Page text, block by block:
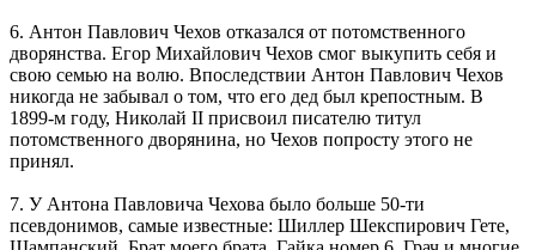
6. Антон Павлович Чехов отказался от потомственного
дворянства. Егор Михайлович Чехов смог выкупить себя и
свою семью на волю. Впоследствии Антон Павлович Чехов
никогда не забывал о том, что его дед был крепостным. В
1899-м году, Николай II присвоил писателю титул
потомственного дворянина, но Чехов попросту этого не
принял.
7. У Антона Павловича Чехова было больше 50-ти
псевдонимов, самые известные: Шиллер Шекспирович Гете,